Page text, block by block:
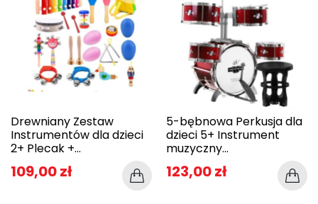
Drewniany Zestaw
Instrumentów dla dzieci
2+ Plecak +...
109,00 zł
5-bębnowa Perkusja dla
dzieci 5+ Instrument
muzyczny...
123,00 zł